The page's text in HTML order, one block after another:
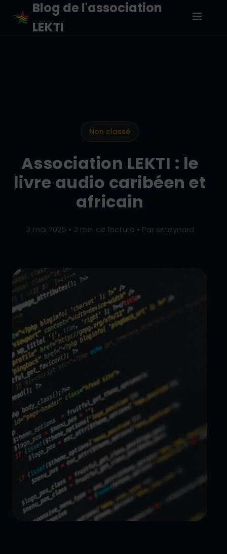
Blog de l'association
LEKTI
Non classé
Association LEKTI : le
livre audio caribéen et
africain
3 mai 2025 • 3 min de lecture • Par smeynard